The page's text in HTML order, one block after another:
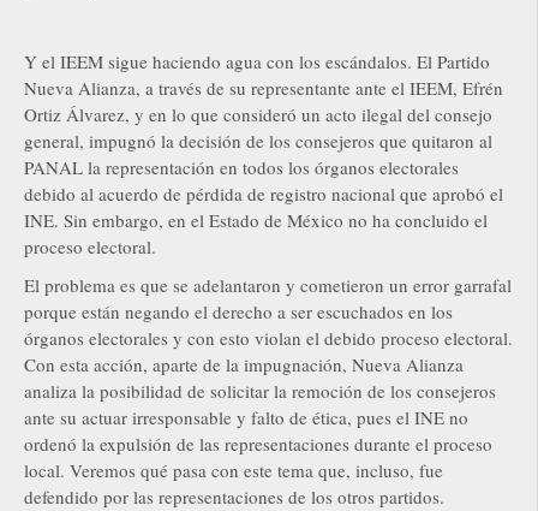
Y el IEEM sigue haciendo agua con los escándalos. El Partido
Nueva Alianza, a través de su representante ante el IEEM, Efrén
Ortiz Álvarez, y en lo que consideró un acto ilegal del consejo
general, impugnó la decisión de los consejeros que quitaron al
PANAL la representación en todos los órganos electorales
debido al acuerdo de pérdida de registro nacional que aprobó el
INE. Sin embargo, en el Estado de México no ha concluido el
proceso electoral.
El problema es que se adelantaron y cometieron un error garrafal
porque están negando el derecho a ser escuchados en los
órganos electorales y con esto violan el debido proceso electoral.
Con esta acción, aparte de la impugnación, Nueva Alianza
analiza la posibilidad de solicitar la remoción de los consejeros
ante su actuar irresponsable y falto de ética, pues el INE no
ordenó la expulsión de las representaciones durante el proceso
local. Veremos qué pasa con este tema que, incluso, fue
defendido por las representaciones de los otros partidos.